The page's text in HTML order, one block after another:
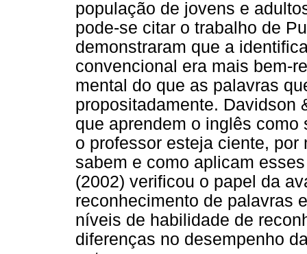
população de jovens e
pode-se citar o trabalho de
demonstraram que a
convencional era mais bem-
mental do que as palavras
propositadamente. Davidson
que aprendem o inglês
o professor esteja ciente,
sabem e como aplicam
(2002) verificou o papel da
reconhecimento de palavras
níveis de habilidade de
diferenças no desempenho